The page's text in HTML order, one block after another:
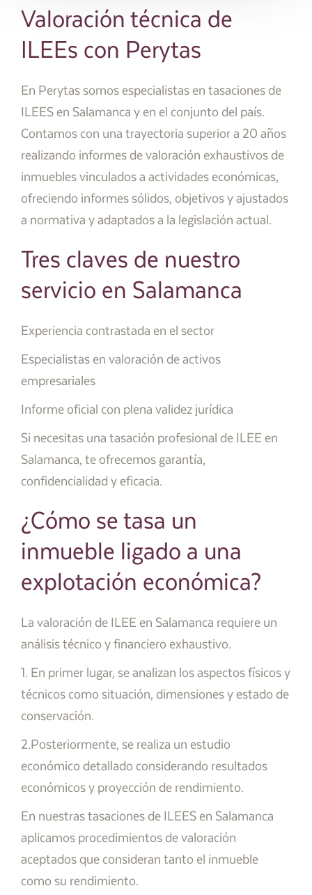
Valoración técnica de
ILEEs con Perytas
En Perytas somos especialistas en tasaciones de
ILEES en Salamanca y en el conjunto del país.
Contamos con una trayectoria superior a 20 años
realizando informes de valoración exhaustivos de
inmuebles vinculados a actividades económicas,
ofreciendo informes sólidos, objetivos y ajustados
a normativa y adaptados a la legislación actual.
Tres claves de nuestro
servicio en Salamanca
Experiencia contrastada en el sector
Especialistas en valoración de activos
empresariales
Informe oficial con plena validez jurídica
Si necesitas una tasación profesional de ILEE en
Salamanca, te ofrecemos garantía,
confidencialidad y eficacia.
¿Cómo se tasa un
inmueble ligado a una
explotación económica?
La valoración de ILEE en Salamanca requiere un
análisis técnico y financiero exhaustivo.
1. En primer lugar, se analizan los aspectos físicos y
técnicos como situación, dimensiones y estado de
conservación.
2.Posteriormente, se realiza un estudio
económico detallado considerando resultados
económicos y proyección de rendimiento.
En nuestras tasaciones de ILEES en Salamanca
aplicamos procedimientos de valoración
aceptados que consideran tanto el inmueble
como su rendimiento.